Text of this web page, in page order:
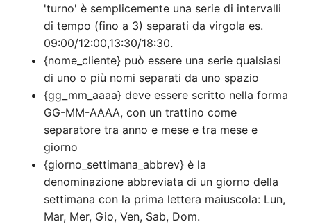
'turno' è semplicemente una serie di intervalli
di tempo (fino a 3) separati da virgola es.
09:00/12:00,13:30/18:30.
{nome_cliente} può essere una serie qualsiasi
di uno o più nomi separati da uno spazio
{gg_mm_aaaa} deve essere scritto nella forma
GG-MM-AAAA, con un trattino come
separatore tra anno e mese e tra mese e
giorno
{giorno_settimana_abbrev} è la
denominazione abbreviata di un giorno della
settimana con la prima lettera maiuscola: Lun,
Mar, Mer, Gio, Ven, Sab, Dom.